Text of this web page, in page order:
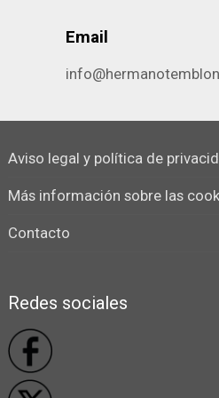
Email
Aviso legal y política de
Más información sobre las
Contacto
Redes sociales